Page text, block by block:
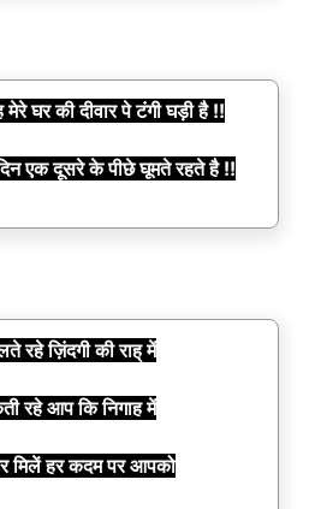
घर की दीवार पे टंगी घड़ी है !!
दिन एक दूसरे के पीछे घूमते रहते है !!
रहे ज़िंदगी की राह् में
रहे आप कि निगाह में
मिलें हर कदम पर आपको